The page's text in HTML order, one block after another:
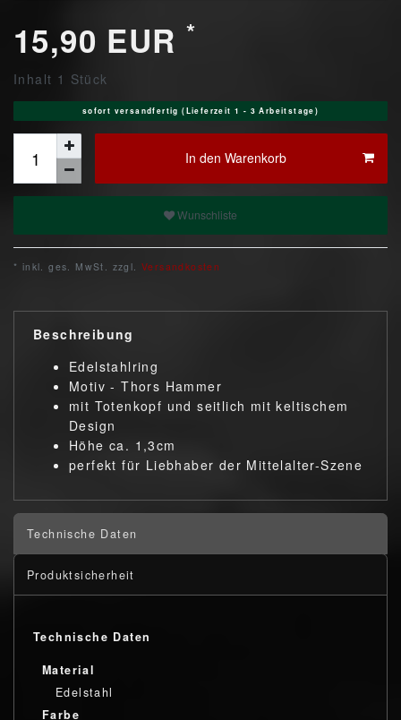
15,90 EUR *
Inhalt 1 Stück
sofort versandfertig (Lieferzeit 1 - 3 Arbeitstage)
In den Warenkorb
Wunschliste
* inkl. ges. MwSt. zzgl. Versandkosten
Beschreibung
Edelstahlring
Motiv - Thors Hammer
mit Totenkopf und seitlich mit keltischem
Design
Höhe ca. 1,3cm
perfekt für Liebhaber der Mittelalter-Szene
Technische Daten
Produktsicherheit
Technische Daten
Material
Edelstahl
Farbe